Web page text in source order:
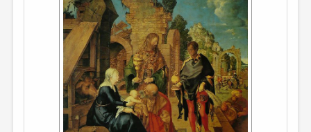
ПРАВИЛА САЙТА
ОТДЕЛЫ И РУБРИКИ
ИЗБРАННОЕ
ДАЙДЖЕСТ
ПРОИЗВЕДЕНИЯ